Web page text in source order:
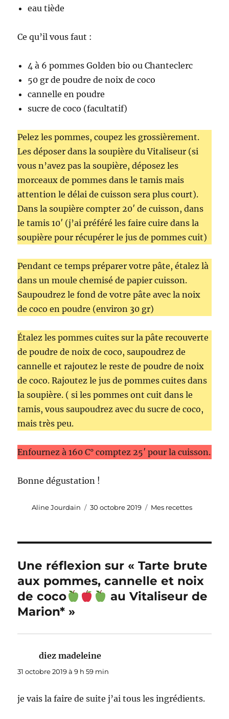
eau tiède
Ce qu’il vous faut :
4 à 6 pommes Golden bio ou Chanteclerc
50 gr de poudre de noix de coco
cannelle en poudre
sucre de coco (facultatif)
Pelez les pommes, coupez les grossièrement.
Les déposer dans la soupière du Vitaliseur (si
vous n’avez pas la soupière, déposez les
morceaux de pommes dans le tamis mais
attention le délai de cuisson sera plus court).
Dans la soupière compter 20′ de cuisson, dans
le tamis 10′ (j’ai préféré les faire cuire dans la
soupière pour récupérer le jus de pommes cuit)
Pendant ce temps préparer votre pâte, étalez là
dans un moule chemisé de papier cuisson.
Saupoudrez le fond de votre pâte avec la noix
de coco en poudre (environ 30 gr)
Étalez les pommes cuites sur la pâte recouverte
de poudre de noix de coco, saupoudrez de
cannelle et rajoutez le reste de poudre de noix
de coco. Rajoutez le jus de pommes cuites dans
la soupière. ( si les pommes ont cuit dans le
tamis, vous saupoudrez avec du sucre de coco,
mais très peu.
Enfournez à 160 C° comptez 25′ pour la cuisson.
Bonne dégustation !
Auteur
Aline Jourdain
Publié
30 octobre 2019 Catégories
Mes recettes
Une réflexion sur « Tarte brute
aux pommes, cannelle et noix
de coco
au Vitaliseur de
Marion* »
diez madeleine
31 octobre 2019 à 9 h 59 min
je vais la faire de suite j’ai tous les ingrédients.